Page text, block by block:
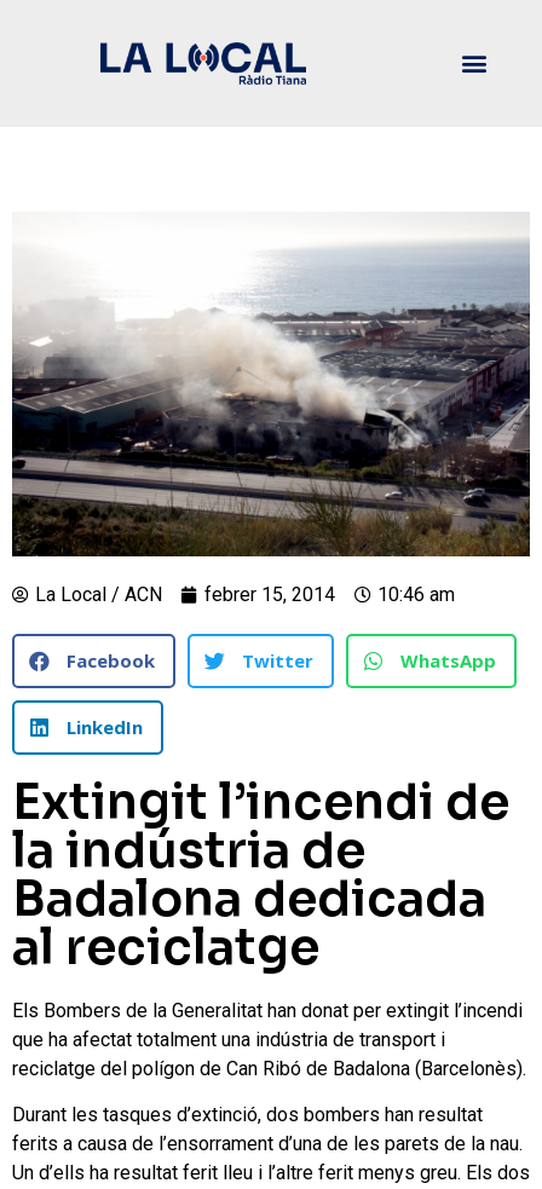
La Local / ACN febrer 15, 2014 10:46 am
Facebook Twitter WhatsApp
LinkedIn
Extingit l’incendi de
la indústria de
Badalona dedicada
al reciclatge
Els Bombers de la Generalitat han donat per extingit l’incendi
que ha afectat totalment una indústria de transport i
reciclatge del polígon de Can Ribó de Badalona (Barcelonès).
Durant les tasques d’extinció, dos bombers han resultat
ferits a causa de l’ensorrament d’una de les parets de la nau.
Un d’ells ha resultat ferit lleu i l’altre ferit menys greu. Els dos